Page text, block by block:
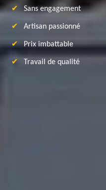
Sans engagement
Artisan passionné
Prix imbattable
Travail de qualité